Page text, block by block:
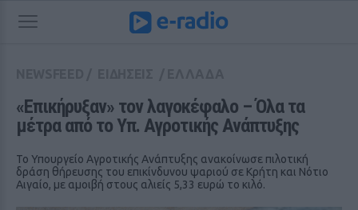
«Επικήρυξαν» τον λαγοκέφαλο – Όλα τα
μέτρα από το Υπ. Αγροτικής Ανάπτυξης
Το Υπουργείο Αγροτικής Ανάπτυξης ανακοίνωσε πιλοτική
δράση θήρευσης του επικίνδυνου ψαριού σε Κρήτη και Νότιο
Αιγαίο, με αμοιβή στους αλιείς 5,33 ευρώ το κιλό.